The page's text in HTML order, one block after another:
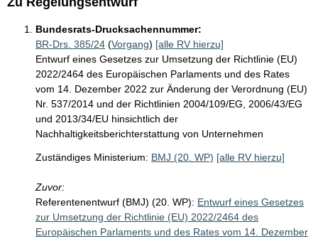
Bundesrats-Drucksachennummer:
BR-Drs. 385/24 (Vorgang) [alle RV hierzu]
Entwurf eines Gesetzes zur Umsetzung der Richtlinie (EU)
2022/2464 des Europäischen Parlaments und des Rates
vom 14. Dezember 2022 zur Änderung der Verordnung (EU)
Nr. 537/2014 und der Richtlinien 2004/109/EG, 2006/43/EG
und 2013/34/EU hinsichtlich der
Nachhaltigkeitsberichterstattung von Unternehmen
Zuständiges Ministerium: BMJ (20. WP) [alle RV hierzu]
Zuvor:
Referentenentwurf (BMJ) (20. WP): Entwurf eines Gesetzes
zur Umsetzung der Richtlinie (EU) 2022/2464 des
Europäischen Parlaments und des Rates vom 14. Dezember